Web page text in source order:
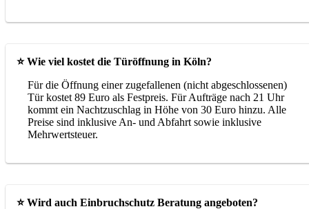
⭐ Wie viel kostet die Türöffnung in Köln?
Für die Öffnung einer zugefallenen (nicht abgeschlossenen)
Tür kostet 89 Euro als Festpreis. Für Aufträge nach 21 Uhr
kommt ein Nachtzuschlag in Höhe von 30 Euro hinzu. Alle
Preise sind inklusive An- und Abfahrt sowie inklusive
Mehrwertsteuer.
⭐ Wird auch Einbruchschutz Beratung angeboten?